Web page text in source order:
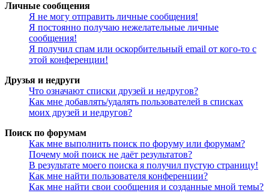
Личные сообщения
Я не могу отправить личные сообщения!
Я постоянно получаю нежелательные личные
сообщения!
Я получил спам или оскорбительный email от кого-то с
этой конференции!
Друзья и недруги
Что означают списки друзей и недругов?
Как мне добавлять/удалять пользователей в списках
моих друзей и недругов?
Поиск по форумам
Как мне выполнить поиск по форуму или форумам?
Почему мой поиск не даёт результатов?
В результате моего поиска я получил пустую страницу!
Как мне найти пользователя конференции?
Как мне найти свои сообщения и созданные мной темы?